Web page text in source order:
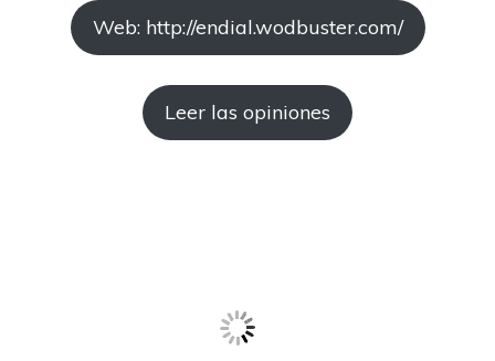
Web: http://endial.wodbuster.com/
Leer las opiniones